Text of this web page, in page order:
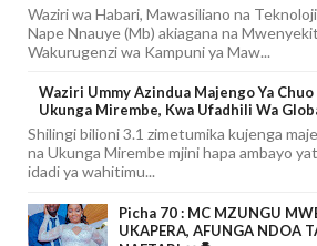
Waziri wa Habari, Mawasiliano na
Nape Nnauye (Mb) akiagana na
Wakurugenzi wa Kampuni ya Maw...
Waziri Ummy Azindua Majengo Ya
Ukunga Mirembe, Kwa Ufadhili Wa
Shilingi bilioni 3.1 zimetumika kujenga
na Ukunga Mirembe mjini hapa ambayo
idadi ya wahitimu...
Picha 70 : MC MZUNGU
UKAPERA, AFUNGA NDOA